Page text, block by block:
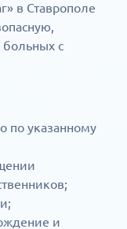
в Ставрополе
больных с
по указанному
и